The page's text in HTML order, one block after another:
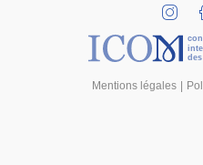
Mentions légales